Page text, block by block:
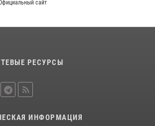
работы строевых подразделений
области в период с 20 по 26 июля
за оружие сданное на возмездной
сайт
РЕСУРСЫ
ИНФОРМАЦИЯ